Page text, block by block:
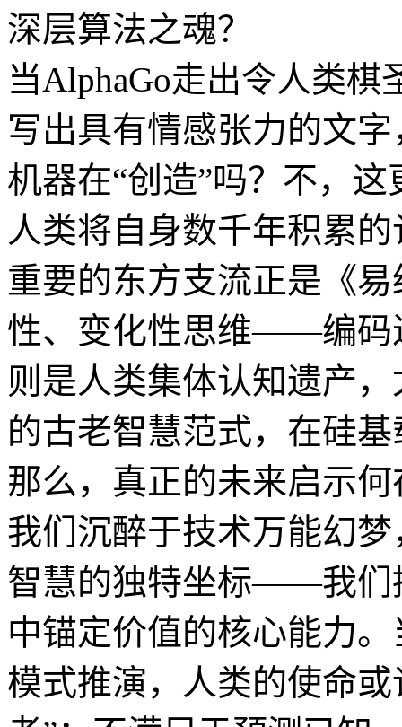
深层算法之魂？
当AlphaGo走出令人类棋
写出具有情感张力的文
机器在“创造”吗？不，
人类将自身数千年积累
重要的东方支流正是《
性、变化性思维——编码
则是人类集体认知遗产
的古老智慧范式，在硅
那么，真正的未来启示
我们沉醉于技术万能幻
智慧的独特坐标——我们
中锚定价值的核心能力
模式推演，人类的使命